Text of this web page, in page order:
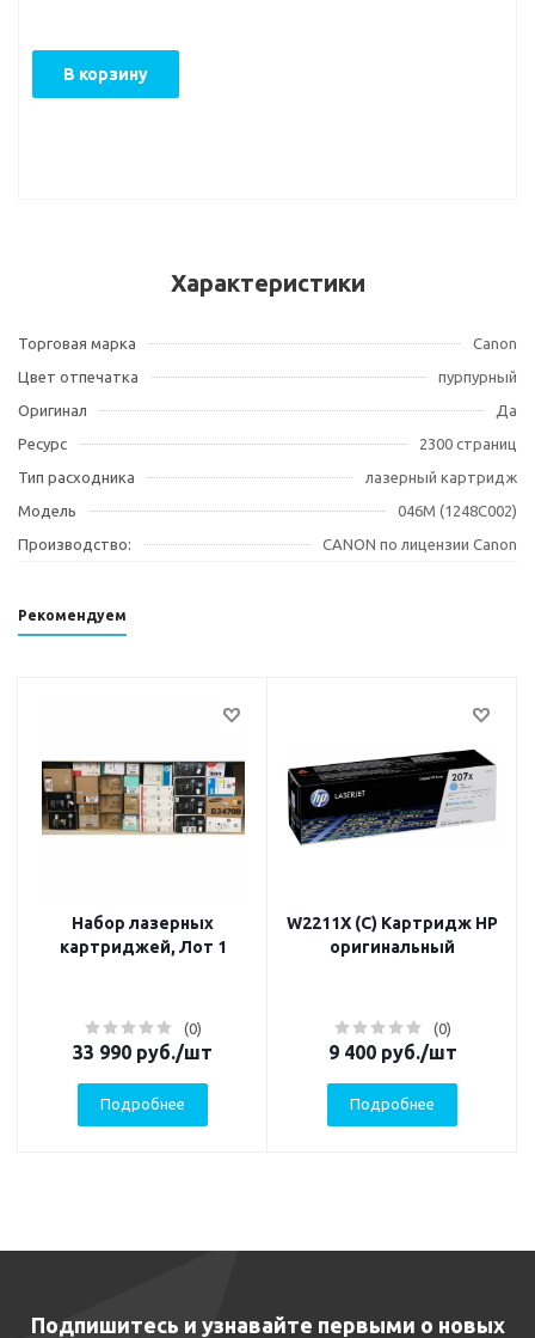
В корзину
Характеристики
Торговая марка
Canon
Цвет отпечатка
пурпурный
Оригинал
Да
Ресурс
2300 страниц
Тип расходника
лазерный картридж
Модель
046M (1248C002)
Производство:
CANON по лицензии Canon
Рекомендуем
Набор лазерных
картриджей, Лот 1
(0)
33 990 руб./шт
Подробнее
W2211X (C) Картридж HP
оригинальный
(0)
9 400руб./шт
Подробнее
Подпишитесь и узнавайте первыми о новых